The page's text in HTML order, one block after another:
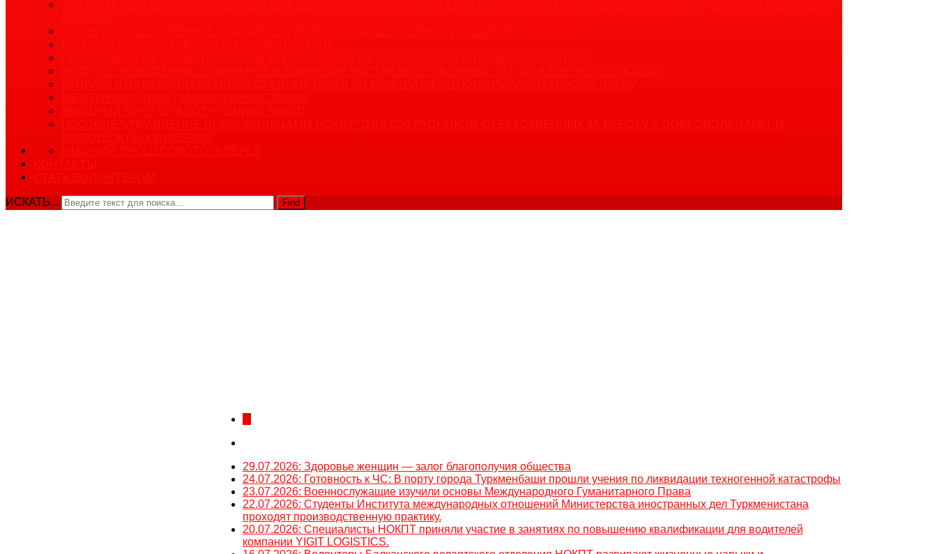
ИСКАТЬ... Find
29.07.2026: Здоровье женщин — залог благополучия общества
24.07.2026: Готовность к ЧС: В порту города Туркменбаши прошли учения по ликвидации техногенной катастрофы
23.07.2026: Военнослужащие изучили основы Международного Гуманитарного Права
22.07.2026: Студенты Института международных отношений Министерства иностранных дел Туркменистана
проходят производственную практику.
20.07.2026: Специалисты НОКПТ приняли участие в занятиях по повышению квалификации для водителей
компании YIGIT LOGISTICS.